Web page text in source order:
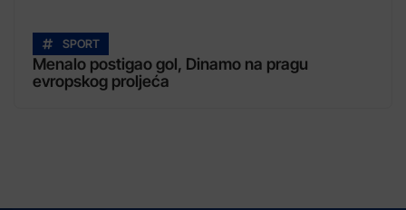
SPORT
Menalo postigao gol, Dinamo na pragu
evropskog proljeća